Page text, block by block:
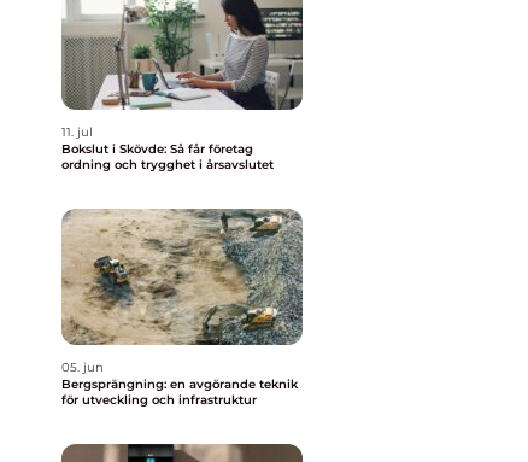
11. jul
Bokslut i Skövde: Så får företag
ordning och trygghet i årsavslutet
05. jun
Bergsprängning: en avgörande teknik
för utveckling och infrastruktur